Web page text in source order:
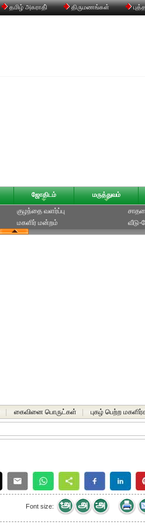
தமிழ் அகராதி் திருமணங்கள்
ஜோதிடம் மருத்துவம்
குழந்தை வளர்ப்பு
மகளிர் மன்றம்
வீடு-
கைவினை பொருட்கள் புகழ் பெற்ற
Font size: